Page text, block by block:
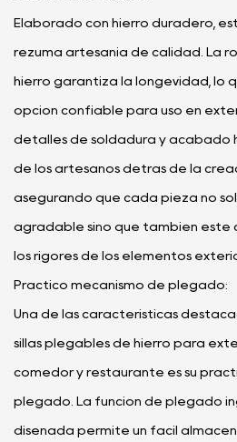
Elaborado con hierro duradero,
rezuma artesanía de calidad. La
hierro garantiza la longevidad, lo
opción confiable para uso en
detalles de soldadura y acabado
de los artesanos detrás de la
asegurando que cada pieza no
agradable sino que también esté
los rigores de los elementos
Práctico mecanismo de plegado:
Una de las características
sillas plegables de hierro para
comedor y restaurante es su
plegado. La función de plegado
diseñada permite un fácil